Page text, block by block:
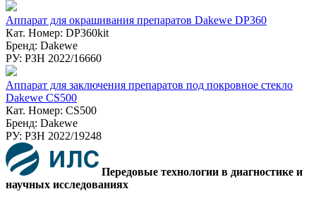
Аппарат для окрашивания препаратов Dakewe DP360
Кат. Номер: DP360kit
Бренд: Dakewe
РУ: РЗН 2022/16660
Аппарат для заключения препаратов под покровное стекло
Dakewe CS500
Кат. Номер: CS500
Бренд: Dakewe
РУ: РЗН 2022/19248
Передовые технологии в диагностике и
научных исследованиях